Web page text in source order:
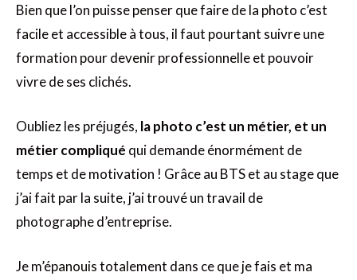
Bien que l’on puisse penser que faire de la photo c’est
facile et accessible à tous, il faut pourtant suivre une
formation pour devenir professionnelle et pouvoir
vivre de ses clichés.
Oubliez les préjugés, la photo c’est un métier, et un
métier compliqué qui demande énormément de
temps et de motivation ! Grâce au BTS et au stage que
j’ai fait par la suite, j’ai trouvé un travail de
photographe d’entreprise.
Je m’épanouis totalement dans ce que je fais et ma